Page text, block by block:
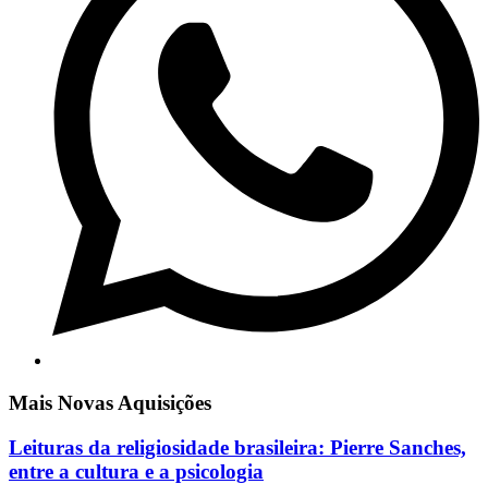
Mais Novas Aquisições
Leituras da religiosidade brasileira: Pierre Sanches,
entre a cultura e a psicologia